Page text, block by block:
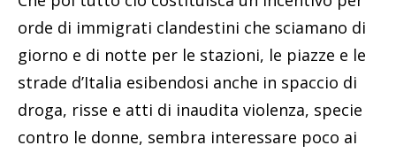
orde di immigrati clandestini che sciamano di
giorno e di notte per le stazioni, le piazze e le
strade d’Italia esibendosi anche in spaccio di
droga, risse e atti di inaudita violenza, specie
contro le donne, sembra interessare poco ai